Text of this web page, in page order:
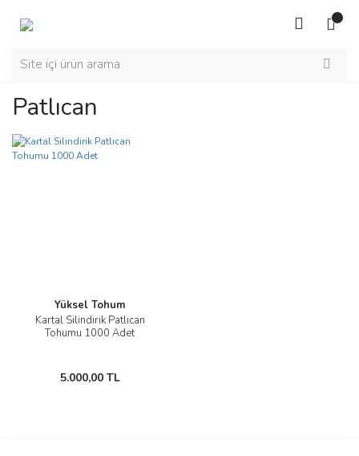
Patlıcan
Yüksel Tohum
Kartal Silindirik Patlıcan
Tohumu 1000 Adet
5.000,00 TL